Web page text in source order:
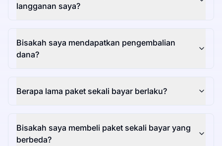
langganan saya?
Bisakah saya mendapatkan pengembalian
dana?
Berapa lama paket sekali bayar berlaku?
Bisakah saya membeli paket sekali bayar yang
berbeda?